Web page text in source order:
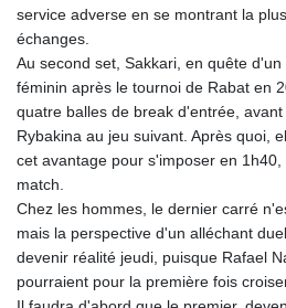
service adverse en se montrant la
échanges.
Au second set, Sakkari, en quête
féminin après le tournoi de Rabat en
quatre balles de break d'entrée,
Rybakina au jeu suivant. Après quoi,
cet avantage pour s'imposer en
match.
Chez les hommes, le dernier carré
mais la perspective d'un alléchant
devenir réalité jeudi, puisque Rafael
pourraient pour la première fois